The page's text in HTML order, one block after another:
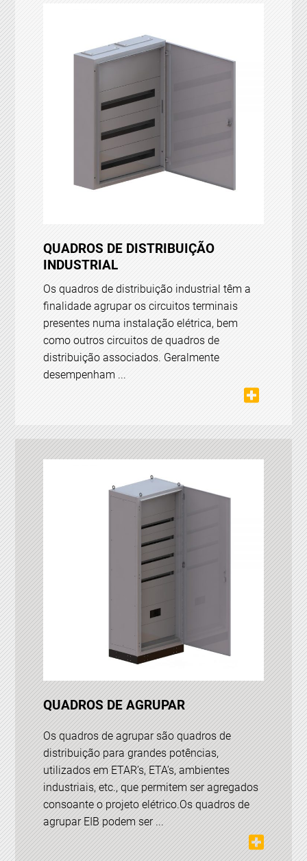
QUADROS DE DISTRIBUIÇÃO
INDUSTRIAL
Os quadros de distribuição industrial têm a
finalidade agrupar os circuitos terminais
presentes numa instalação elétrica, bem
como outros circuitos de quadros de
distribuição associados. Geralmente
desempenham ...
QUADROS DE AGRUPAR
Os quadros de agrupar são quadros de
distribuição para grandes potências,
utilizados em ETAR’s, ETA’s, ambientes
industriais, etc., que permitem ser agregados
consoante o projeto elétrico.Os quadros de
agrupar EIB podem ser ...